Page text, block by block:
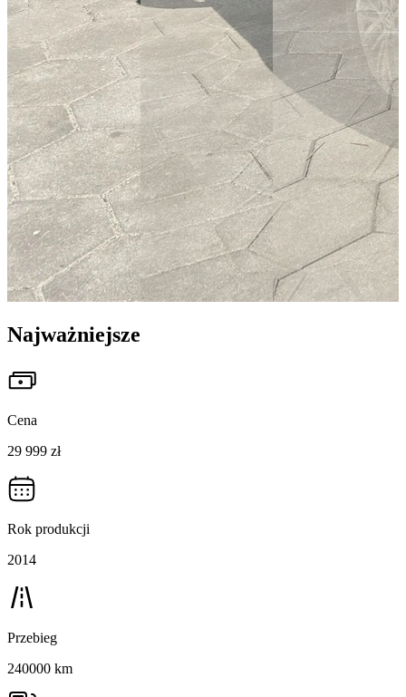
Najważniejsze
Cena
29 999 zł
Rok produkcji
2014
Przebieg
240000 km